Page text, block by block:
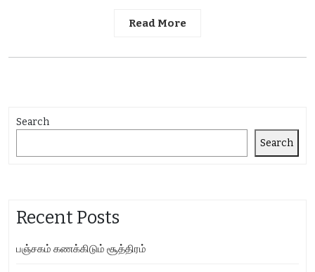
Read More
Search
Search
Recent Posts
பஞ்சகம் கணக்கிடும் சூத்திரம்